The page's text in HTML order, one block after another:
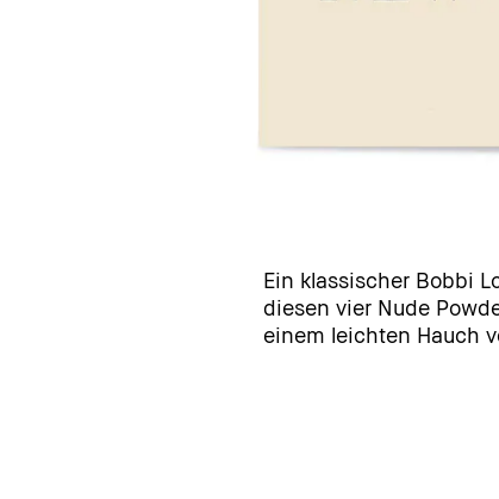
Ein klassischer Bobbi
diesen vier Nude
einem leichten Hauch